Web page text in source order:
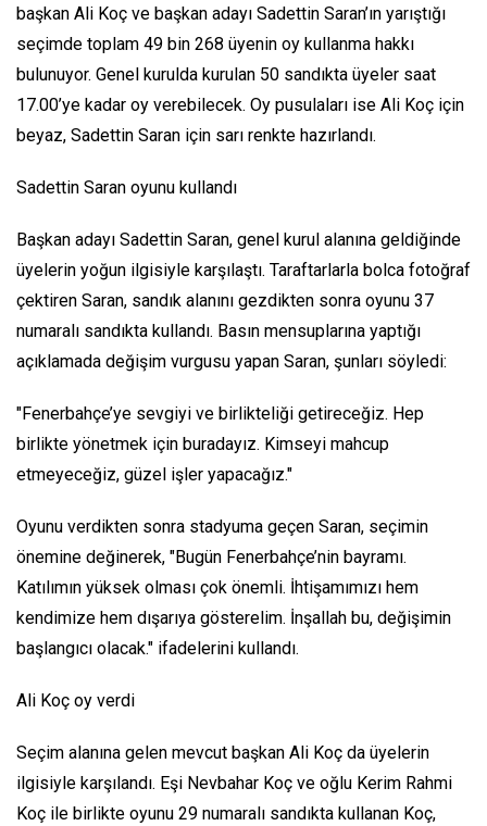
başkan Ali Koç ve başkan adayı Sadettin Saran’ın yarıştığı
seçimde toplam 49 bin 268 üyenin oy kullanma hakkı
bulunuyor. Genel kurulda kurulan 50 sandıkta üyeler saat
17.00’ye kadar oy verebilecek. Oy pusulaları ise Ali Koç için
beyaz, Sadettin Saran için sarı renkte hazırlandı.
Sadettin Saran oyunu kullandı
Başkan adayı Sadettin Saran, genel kurul alanına geldiğinde
üyelerin yoğun ilgisiyle karşılaştı. Taraftarlarla bolca fotoğraf
çektiren Saran, sandık alanını gezdikten sonra oyunu 37
numaralı sandıkta kullandı. Basın mensuplarına yaptığı
açıklamada değişim vurgusu yapan Saran, şunları söyledi:
"Fenerbahçe’ye sevgiyi ve birlikteliği getireceğiz. Hep
birlikte yönetmek için buradayız. Kimseyi mahcup
etmeyeceğiz, güzel işler yapacağız."
Oyunu verdikten sonra stadyuma geçen Saran, seçimin
önemine değinerek, "Bugün Fenerbahçe’nin bayramı.
Katılımın yüksek olması çok önemli. İhtişamımızı hem
kendimize hem dışarıya gösterelim. İnşallah bu, değişimin
başlangıcı olacak." ifadelerini kullandı.
Ali Koç oy verdi
Seçim alanına gelen mevcut başkan Ali Koç da üyelerin
ilgisiyle karşılandı. Eşi Nevbahar Koç ve oğlu Kerim Rahmi
Koç ile birlikte oyunu 29 numaralı sandıkta kullanan Koç,